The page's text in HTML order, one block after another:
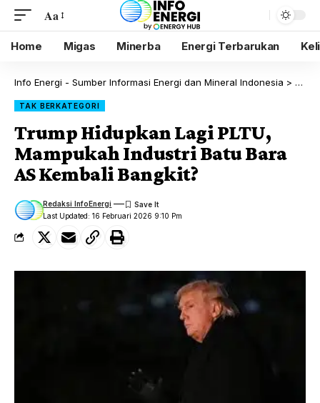
Aa
Home Migas Minerba Energi Terbarukan
Info Energi - Sumber Informasi Energi dan Mineral Indonesia > Blog
TAK BERKATEGORI
Trump Hidupkan Lagi PLTU,
Mampukah Industri Batu Bara
AS Kembali Bangkit?
Last Updated: 16 Februari 2026 9:10 Pm
Redaksi InfoEnergi